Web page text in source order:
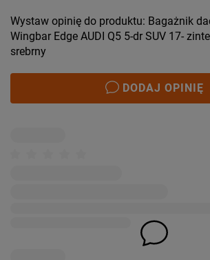
Wystaw opinię do produktu: Bagażnik
Wingbar Edge AUDI Q5 5-dr SUV 17-
srebrny
DODAJ OPINIĘ